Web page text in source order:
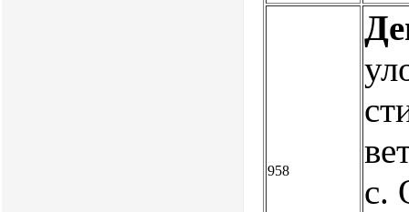
958
с.